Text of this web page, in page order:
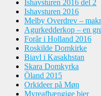
Ishavsturen 2016 del 2
Ishavsturen 2016
Melby Overdrev –
Agurkedderkop – en
Forår i Holland 2016
Roskilde Domkirke
Biavl i Kasakhstan
Skara Domkyrka
Öland 2015
Orkideer på Møn
Myreafhængige bier